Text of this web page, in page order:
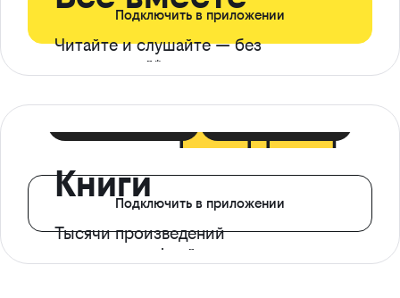
Читайте и слушайте — без
ограничений*
Подключить в приложении
Книги
Тысячи произведений
с доступом офлайн
Подключить в приложении